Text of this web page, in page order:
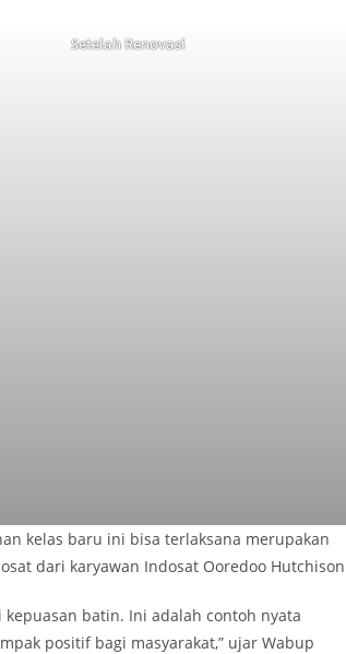
Setelah Renovasi
kelas baru ini bisa terlaksana merupakan
dari karyawan Indosat Ooredoo
batin. Ini adalah contoh nyata
positif bagi masyarakat,” ujar Wabup